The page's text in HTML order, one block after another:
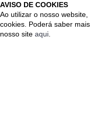
AVISO DE COOKIES
Ao utilizar o nosso
cookies. Poderá saber
nosso site aqui